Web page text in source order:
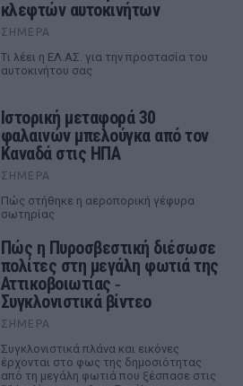
κλεφτών αυτοκινήτων
ΣΉΜΕΡΑ
Tι λέει η ΕΛ.ΑΣ. για την προστασία του
αυτοκινήτου σας
Ιστορική μεταφορά 30
φαλαινών μπελούγκα από τον
Καναδά στις ΗΠΑ
ΣΉΜΕΡΑ
Πώς στήθηκε η αεροπορική γέφυρα
σωτηρίας
Πώς η Πυροσβεστική διέσωσε
πολίτες στη μεγάλη φωτιά της
Αττικοβοιωτίας ‑
Συγκλονιστικά βίντεο
ΣΉΜΕΡΑ
Συγκλονιστικά πλάνα και εικόνες
έρχονται στο φως της δημοσιότητας
από τη μεγάλη φωτιά που ξέσπασε στις